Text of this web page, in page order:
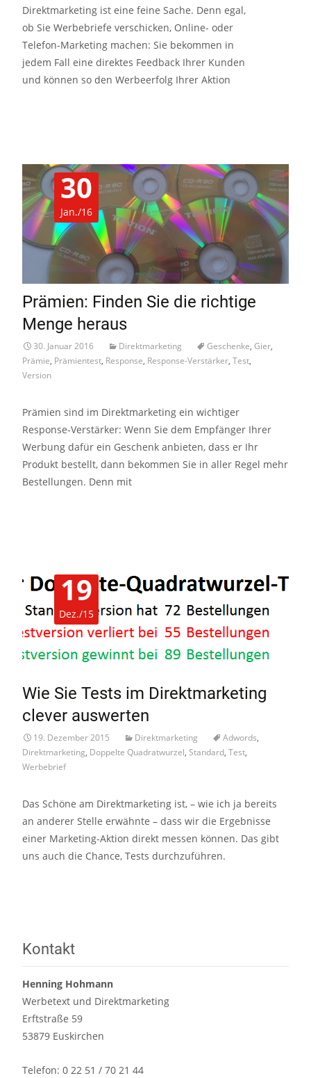
Direktmarketing ist eine feine Sache. Denn egal,
ob Sie Werbebriefe verschicken, Online- oder
Telefon-Marketing machen: Sie bekommen in
jedem Fall eine direktes Feedback Ihrer Kunden
und können so den Werbeerfolg Ihrer Aktion
30
Jan./16
Prämien: Finden Sie die richtige
Menge heraus
30. Januar 2016 Direktmarketing Geschenke, Gier,
Prämie, Prämientest, Response, Response-Verstärker, Test,
Version
Prämien sind im Direktmarketing ein wichtiger
Response-Verstärker: Wenn Sie dem Empfänger Ihrer
Werbung dafür ein Geschenk anbieten, dass er Ihr
Produkt bestellt, dann bekommen Sie in aller Regel mehr
Bestellungen. Denn mit
19
Dez./15
Wie Sie Tests im Direktmarketing
clever auswerten
19. Dezember 2015 Direktmarketing Adwords,
Direktmarketing, Doppelte Quadratwurzel, Standard, Test,
Werbebrief
Das Schöne am Direktmarketing ist, – wie ich ja bereits
an anderer Stelle erwähnte – dass wir die Ergebnisse
einer Marketing-Aktion direkt messen können. Das gibt
uns auch die Chance, Tests durchzuführen.
Kontakt
Henning Hohmann
Werbetext und Direktmarketing
Erftstraße 59
53879 Euskirchen
Telefon: 0 22 51 / 70 21 44